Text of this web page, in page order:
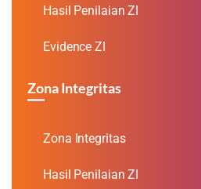
Hasil Penilaian ZI
Evidence ZI
Zona Integritas
Zona Integritas
Hasil Penilaian ZI